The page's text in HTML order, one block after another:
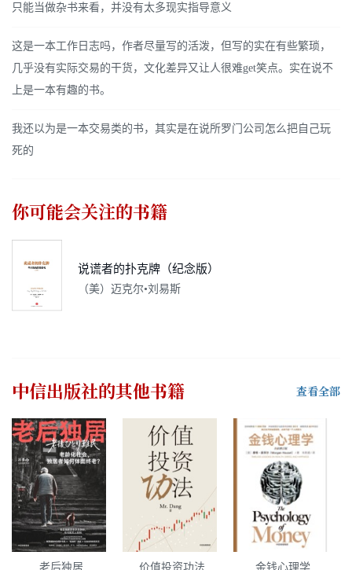
只能当做杂书来看，并没有太多现实指导意义
这是一本工作日志吗，作者尽量写的活泼，但写的实在有些繁琐，
几乎没有实际交易的干货，文化差异又让人很难get笑点。实在说不
上是一本有趣的书。
我还以为是一本交易类的书，其实是在说所罗门公司怎么把自己玩
死的
你可能会关注的书籍
说谎者的扑克牌（纪念版）
（美）迈克尔•刘易斯
中信出版社的其他书籍 查看全部
老后独居 价值投资功法 金钱心理学